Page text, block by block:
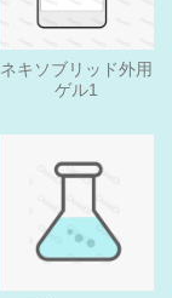
ネキソブリッド外用
ゲル1